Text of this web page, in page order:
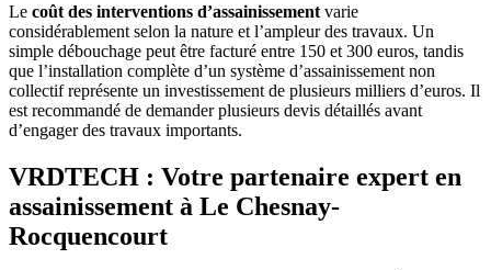
Le coût des interventions d’assainissement varie
considérablement selon la nature et l’ampleur des travaux. Un
simple débouchage peut être facturé entre 150 et 300 euros, tandis
que l’installation complète d’un système d’assainissement non
collectif représente un investissement de plusieurs milliers d’euros. Il
est recommandé de demander plusieurs devis détaillés avant
d’engager des travaux importants.
VRDTECH : Votre partenaire expert en
assainissement à Le Chesnay-
Rocquencourt